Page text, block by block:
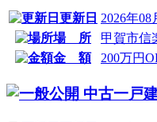
更新日 2026年08
場 所
甲賀市信
金 額
200万円
中古一戸